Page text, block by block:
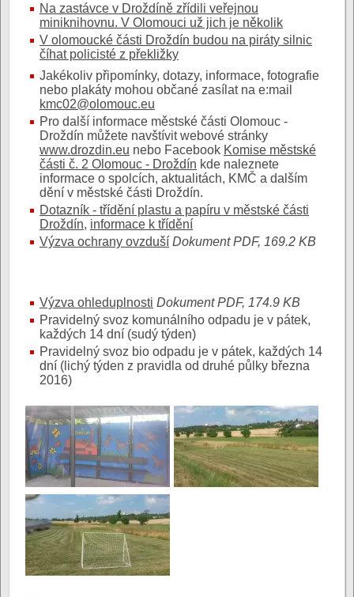
Na zastávce v Droždíně zřídili veřejnou
miniknihovnu. V Olomouci už jich je několik
V olomoucké části Droždín budou na piráty silnic
číhat policisté z překližky
Jakékoliv připomínky, dotazy, informace, fotografie
nebo plakáty mohou občané zasílat na e:mail
kmc02@olomouc.eu
Pro další informace městské části Olomouc -
Droždín můžete navštívit webové stránky
www.drozdin.eu nebo Facebook Komise městské
části č. 2 Olomouc - Droždín kde naleznete
informace o spolcích, aktualitách, KMČ a dalším
dění v městské části Droždín.
Dotazník - třídění plastu a papíru v městské části
Droždín, informace k třídění
Výzva ochrany ovzduší Dokument PDF, 169.2 KB
Výzva ohleduplnosti Dokument PDF, 174.9 KB
Pravidelný svoz komunálního odpadu je v pátek,
každých 14 dní (sudý týden)
Pravidelný svoz bio odpadu je v pátek, každých 14
dní (lichý týden z pravidla od druhé půlky března
2016)